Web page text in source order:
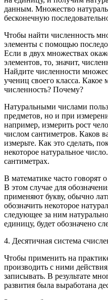
данным. Множество
бесконечную
Чтобы найти численность
элементы с помощью
Если в двух множествах
элементов, то, значит,
Найдите численности
учениц своего класса.
численность? Почему?
Натуральными числами
предметов, но и при
например, измерить рост
числом сантиметров. Каков
измерьте. Как это сделать,
некоторое натуральное
сантиметрах.
В математике часто говорят
В этом случае для
применяют букву, обычно
обозначить некоторое
следующее за ним
единицу, будет обозначено
4. Десятичная система
Чтобы применить на
производить с ними
записывать. В результате
развития была выработана